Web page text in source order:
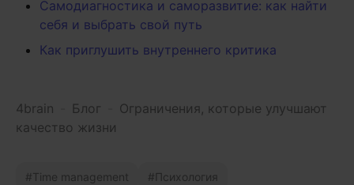
Самодиагностика и саморазвитие: как найти
себя и выбрать свой путь
Как приглушить внутреннего критика
4brain Блог
Ограничения, которые улучшают
качество жизни
Time management Психология